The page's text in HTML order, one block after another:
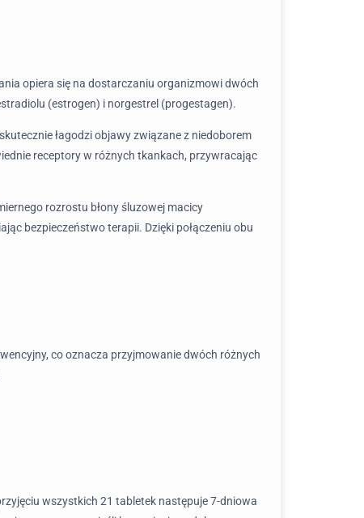
opiera się na dostarczaniu organizmowi dwóch
(estrogen) i norgestrel (progestagen).
łagodzi objawy związane z niedoborem
receptory w różnych tkankach, przywracając
rozrostu błony śluzowej macicy
bezpieczeństwo terapii. Dzięki połączeniu obu
co oznacza przyjmowanie dwóch różnych
wszystkich 21 tabletek następuje 7-dniowa